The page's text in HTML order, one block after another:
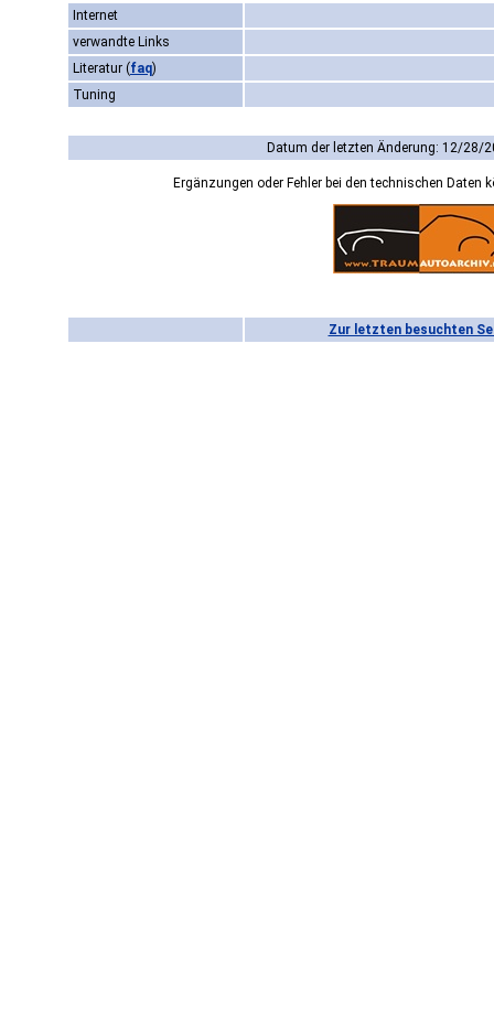
Internet
verwandte Links
Literatur (faq)
Tuning
Datum der letzten Änderung: 12/28/
Ergänzungen oder Fehler bei den technischen Daten
Zur letzten besuchten